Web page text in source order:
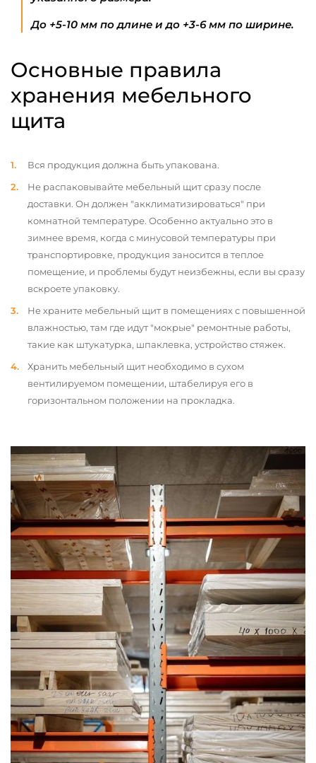
До +5-10 мм по длине и до +3-6 мм по ширине.
Основные правила
хранения мебельного
щита
Вся продукция должна быть упакована.
Не распаковывайте мебельный щит сразу после
доставки. Он должен "акклиматизироваться" при
комнатной температуре. Особенно актуально это в
зимнее время, когда с минусовой температуры при
транспортировке, продукция заносится в теплое
помещение, и проблемы будут неизбежны, если вы сразу
вскроете упаковку.
Не храните мебельный щит в помещениях с повышенной
влажностью, там где идут "мокрые" ремонтные работы,
такие как штукатурка, шпаклевка, устройство стяжек.
Хранить мебельный щит необходимо в сухом
вентилируемом помещении, штабелируя его в
горизонтальном положении на прокладка.